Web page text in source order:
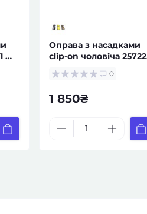
—
Оправа з насадками
clip-on чоловіча 25722
— за рецептом
0
1 850₴